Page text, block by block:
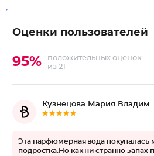
Оценки пользователей
95%
положительных оценок
из 21
Кузнецова Мария Владим...
Эта парфюмерная вода покупалась
подростка.Но как ни странно запах